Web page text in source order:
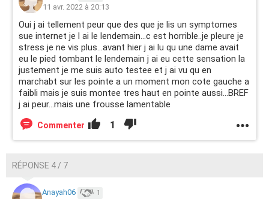
11 avr. 2022 à 20:13
Oui j ai tellement peur que des que je lis un symptomes
sue internet je l ai le lendemain...c est horrible..je pleure je
stress je ne vis plus...avant hier j ai lu qu une dame avait
eu le pied tombant le lendemain j ai eu cette sensation la
justement je me suis auto testee et j ai vu qu en
marchabt sur les pointe a un moment mon cote gauche a
faibli mais je suis montee tres haut en pointe aussi...BREF
j ai peur...mais une frousse lamentable
Commenter 1
RÉPONSE 4 / 7
Anayah06 1